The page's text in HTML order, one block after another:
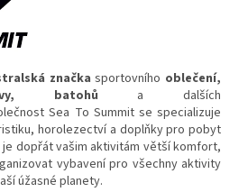
značka sportovního oblečení,
batohů
a dalších
Sea To Summit se specializuje
horolezectví a doplňky pro pobyt
dopřát vašim aktivitám větší komfort,
vybavení pro všechny aktivity
úžasné planety.